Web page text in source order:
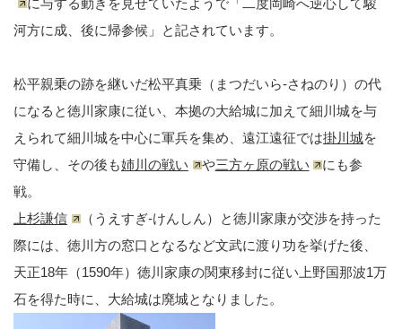
河方に成、後に帰参候」と記されています。
松平親乗の跡を継いだ松平真乗（まつだいら-さねのり）の代
になると徳川家康に従い、本拠の大給城に加えて細川城を与
えられて細川城を中心に軍兵を集め、遠江遠征では掛川城を
守備し、その後も姉川の戦い や三方ヶ原の戦い
にも参
戦。
上杉謙信
（うえすぎ-けんしん）と徳川家康が交渉を持った
際には、徳川方の窓口となるなど文武に渡り功を挙げた後、
天正18年（1590年）徳川家康の関東移封に従い上野国那波1万
石を得た時に、大給城は廃城となりました。